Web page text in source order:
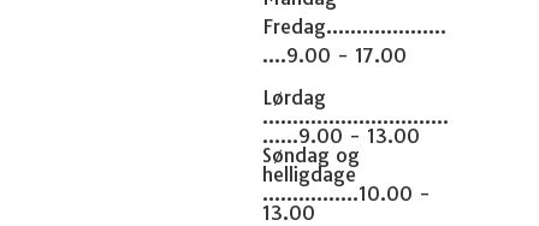
Fredag....................
....9.00 - 17.00
Lørdag
...............................
......9.00 - 13.00
Søndag og
helligdage
................10.00 -
13.00